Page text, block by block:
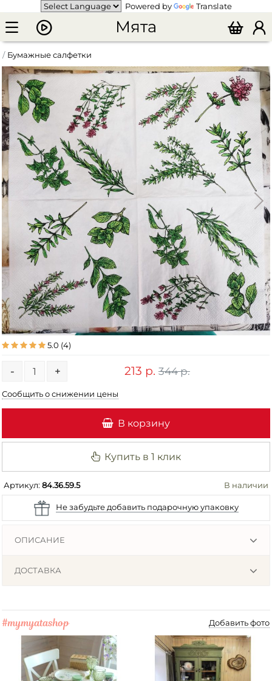
Powered by Translate
Мята
Бумажные салфетки
Салфетки бумажные трехслойные "Пряные травы"
5.0 (4)
- + 213 р. 344 р.
Сообщить о снижении цены
В корзину
Купить в 1 клик
Артикул:84.36.59.5 В наличии
Не забудьте добавить подарочную упаковку
ОПИСАНИЕ
ДОСТАВКА
#mymyatashop Добавить фото